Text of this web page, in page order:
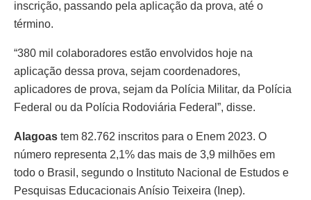
inscrição, passando pela aplicação da prova, até o
término.
“380 mil colaboradores estão envolvidos hoje na
aplicação dessa prova, sejam coordenadores,
aplicadores de prova, sejam da Polícia Militar, da Polícia
Federal ou da Polícia Rodoviária Federal”, disse.
Alagoas tem 82.762 inscritos para o Enem 2023. O
número representa 2,1% das mais de 3,9 milhões em
todo o Brasil, segundo o Instituto Nacional de Estudos e
Pesquisas Educacionais Anísio Teixeira (Inep).